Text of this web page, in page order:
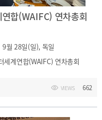
합(WAIFC) 연차총회
월 28일(일), 독일
세계연합(WAIFC) 연차총회
VIEWS 662